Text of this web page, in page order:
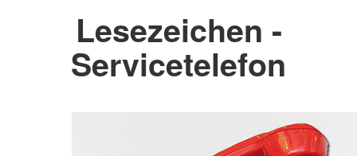
Lesezeichen -
Servicetelefon